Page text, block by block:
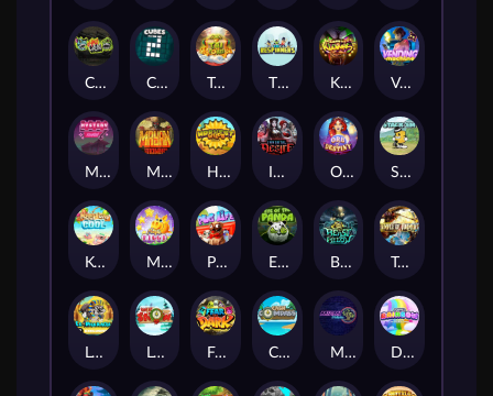
Chaos Crew Cubes 2 Tai The Toad The Respinners Klowns Vending Machine
Mystery Motel Mayan Stackways Harvest Wilds Immortal Desire Orb of Destiny Stack'em
Keep 'em Cool Magic Piggy Pug Life Eye of the Panda Beast Below Temple of Torment
Le Pharaoh Let It Snow Fear the Dark Cash Compass Miami Multiplier Double Rainbow